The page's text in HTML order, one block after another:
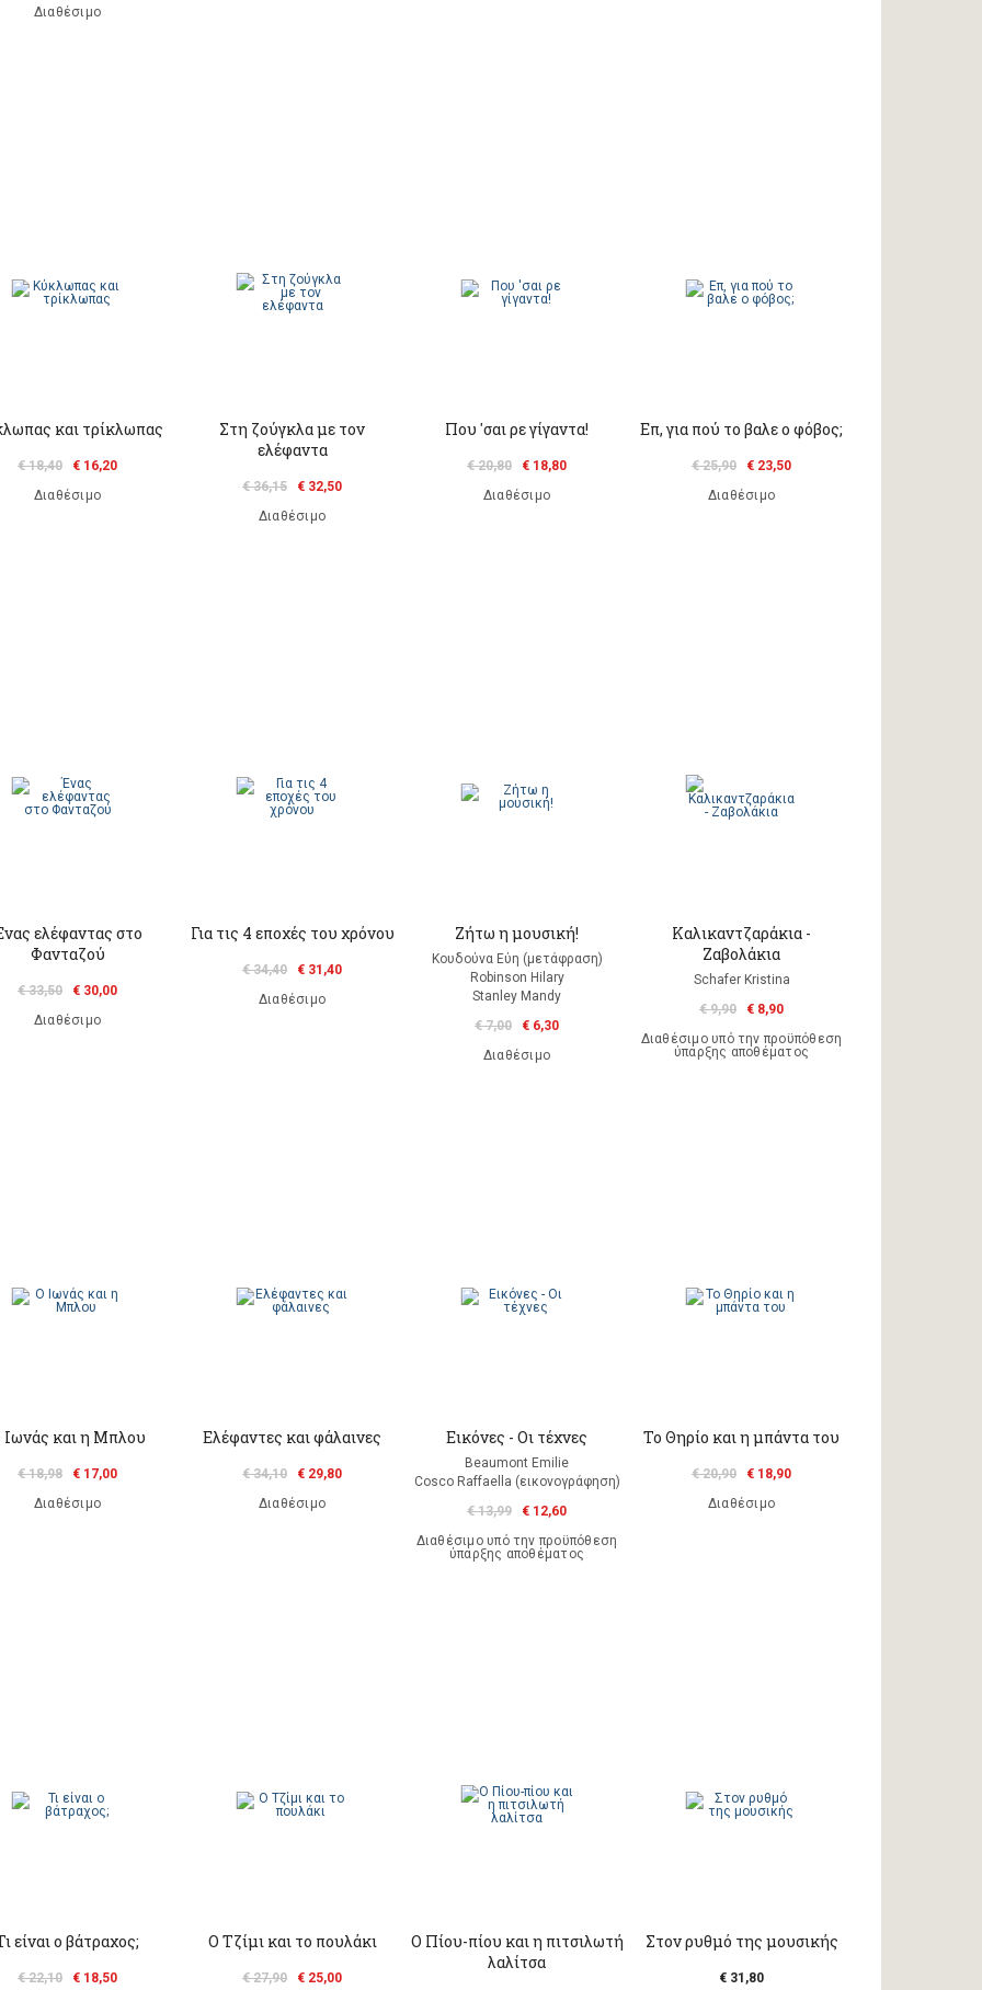
Διαθέσιμο
και τρίκλωπας
€ 18,40
€ 16,20
Διαθέσιμο
Στη ζούγκλα με τον
ελέφαντα
€ 36,15
€ 32,50
Διαθέσιμο
Που 'σαι ρε γίγαντα!
€ 20,80
€ 18,80
Διαθέσιμο
Επ, για πού το βαλε ο φόβος;
€ 25,90
€ 23,50
Διαθέσιμο
ελέφαντας στο
Φανταζού
€ 33,50
€ 30,00
Διαθέσιμο
Για τις 4 εποχές του χρόνου
€ 34,40
€ 31,40
Διαθέσιμο
Ζήτω η μουσική!
Κουδούνα Εύη (μετάφραση)
Robinson Hilary
Stanley Mandy
€ 7,00
€ 6,30
Διαθέσιμο
Καλικαντζαράκια -
Ζαβολάκια
Schafer Kristina
€ 9,90
€ 8,90
Διαθέσιμο υπό την προϋπόθεση
ύπαρξης αποθέματος
και η Μπλου
€ 18,98
€ 17,00
Διαθέσιμο
Ελέφαντες και φάλαινες
€ 34,10
€ 29,80
Διαθέσιμο
Εικόνες - Οι τέχνες
Beaumont Emilie
Cosco Raffaella (εικονογράφηση)
€ 13,99
€ 12,60
Διαθέσιμο υπό την προϋπόθεση
ύπαρξης αποθέματος
Το Θηρίο και η μπάντα του
€ 20,90
€ 18,90
Διαθέσιμο
είναι ο βάτραχος;
€ 22,10 € 18,50
O Τζίμι και το πουλάκι
€ 27,90 € 25,00
Ο Πίου-πίου και η πιτσιλωτή
λαλίτσα
Στον ρυθμό της μουσικής
€ 31,80